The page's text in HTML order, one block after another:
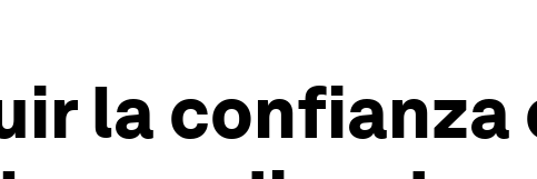
la confianza